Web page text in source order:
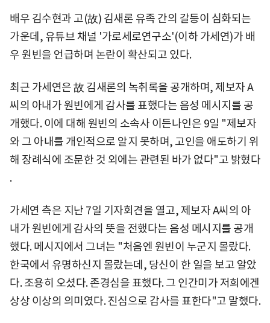
배우 김수현과 고(故) 김새론 유족 간의 갈등이 심화되는
가운데, 유튜브 채널 '가로세로연구소'(이하 가세연)가 배
우 원빈을 언급하며 논란이 확산되고 있다.
최근 가세연은 故 김새론의 녹취록을 공개하며, 제보자 A
씨의 아내가 원빈에게 감사를 표했다는 음성 메시지를 공
개했다. 이에 대해 원빈의 소속사 이든나인은 9일 "제보자
와 그 아내를 개인적으로 알지 못하며, 고인을 애도하기 위
해 장례식에 조문한 것 외에는 관련된 바가 없다"고 밝혔다
.
가세연 측은 지난 7일 기자회견을 열고, 제보자 A씨의 아
내가 원빈에게 감사의 뜻을 전했다는 음성 메시지를 공개
했다. 메시지에서 그녀는 "처음엔 원빈이 누군지 몰랐다.
한국에서 유명하신지 몰랐는데, 당신이 한 일을 보고 알았
다. 조용히 오셨다. 존경심을 표했다. 그 인간미가 저희에겐
상상 이상의 의미였다. 진심으로 감사를 표한다"고 말했다.